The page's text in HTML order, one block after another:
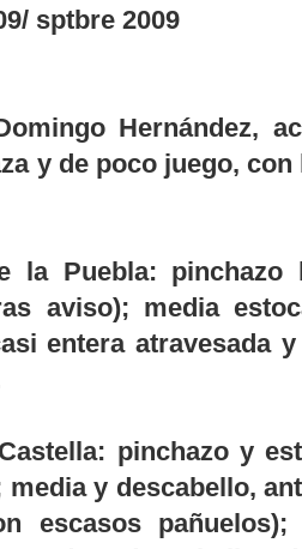
sptbre 2009
Hernández,
y de poco juego,
la Puebla:
aviso); media
entera atravesada
pinchazo y
media y descabello,
escasos